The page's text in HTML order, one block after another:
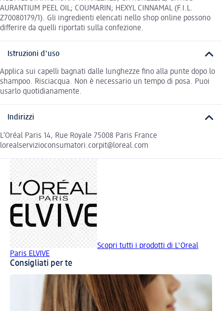
AURANTIUM PEEL OIL; COUMARIN; HEXYL CINNAMAL (F.I.L.
Z70080179/1). Gli ingredienti elencati nello shop online possono
differire da quelli riportati sulla confezione.
Istruzioni d'uso
Applica sui capelli bagnati dalle lunghezze fino alla punte dopo lo
shampoo. Risciacqua. Non è necessario un tempo di posa. Puoi
usarlo quotidianamente.
Indirizzi
L’Oréal Paris 14, Rue Royale 75008 Paris France
lorealservizioconsumatori.corpit@loreal.com
Scopri tutti i prodotti di L'Oreal
Paris ELVIVE
Consigliati per te